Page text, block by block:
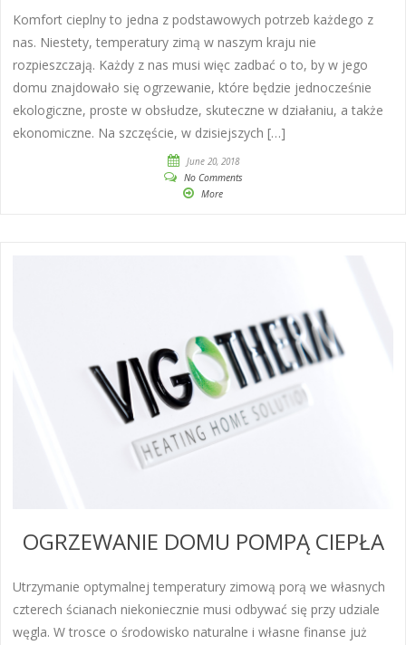
Komfort cieplny to jedna z podstawowych potrzeb każdego z
nas. Niestety, temperatury zimą w naszym kraju nie
rozpieszczają. Każdy z nas musi więc zadbać o to, by w jego
domu znajdowało się ogrzewanie, które będzie jednocześnie
ekologiczne, proste w obsłudze, skuteczne w działaniu, a także
ekonomiczne. Na szczęście, w dzisiejszych […]
June 20, 2018
No Comments
More
OGRZEWANIE DOMU POMPĄ CIEPŁA
Utrzymanie optymalnej temperatury zimową porą we własnych
czterech ścianach niekoniecznie musi odbywać się przy udziale
węgla. W trosce o środowisko naturalne i własne finanse już